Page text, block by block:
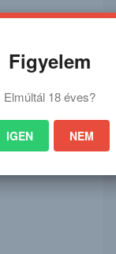
Figyelem
Elmúltál 18 éves?
IGEN NEM